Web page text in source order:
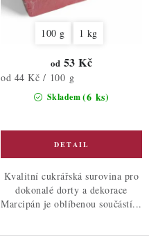
100 g 1 kg
Skladem(6 ks)
od 53 Kč
Měrná
od 44 Kč / 100 g
Kvalitní cukrářská surovina pro
dokonalé dorty a dekorace
Marcipán je oblíbenou součástí...